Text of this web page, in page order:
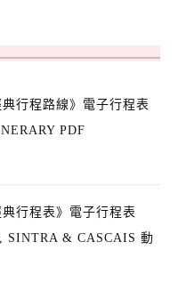
典行程路線》電子行程表
PDF
典行程表》電子行程表
SINTRA & CASCAIS 動